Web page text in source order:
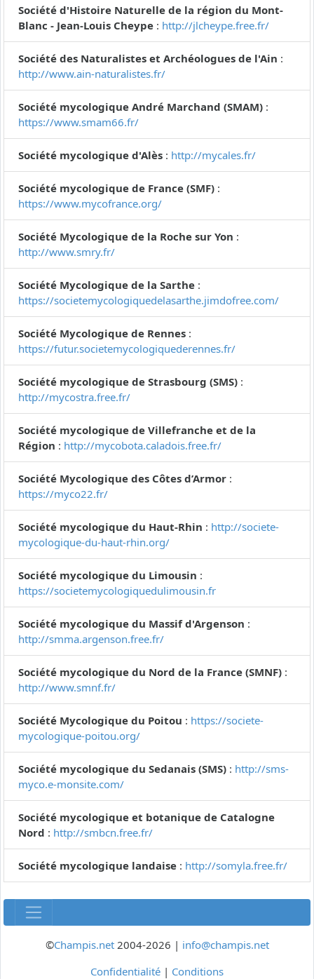
Société d'Histoire Naturelle de la région du Mont-
Blanc - Jean-Louis Cheype : http://jlcheype.free.fr/
Société des Naturalistes et Archéologues de l'Ain :
http://www.ain-naturalistes.fr/
Société mycologique André Marchand (SMAM) :
https://www.smam66.fr/
Société mycologique d'Alès : http://mycales.fr/
Société mycologique de France (SMF) :
https://www.mycofrance.org/
Société Mycologique de la Roche sur Yon :
http://www.smry.fr/
Société Mycologique de la Sarthe :
https://societemycologiquedelasarthe.jimdofree.com/
Société Mycologique de Rennes :
https://futur.societemycologiquederennes.fr/
Société mycologique de Strasbourg (SMS) :
http://mycostra.free.fr/
Société mycologique de Villefranche et de la
Région : http://mycobota.caladois.free.fr/
Société Mycologique des Côtes d’Armor :
https://myco22.fr/
Société mycologique du Haut-Rhin : http://societe-
mycologique-du-haut-rhin.org/
Société mycologique du Limousin :
https://societemycologiquedulimousin.fr
Société mycologique du Massif d'Argenson :
http://smma.argenson.free.fr/
Société mycologique du Nord de la France (SMNF) :
http://www.smnf.fr/
Société Mycologique du Poitou : https://societe-
mycologique-poitou.org/
Société mycologique du Sedanais (SMS) : http://sms-
myco.e-monsite.com/
Société mycologique et botanique de Catalogne
Nord : http://smbcn.free.fr/
Société mycologique landaise : http://somyla.free.fr/
©Champis.net2004-2026 | info@champis.net
Confidentialité | Conditions